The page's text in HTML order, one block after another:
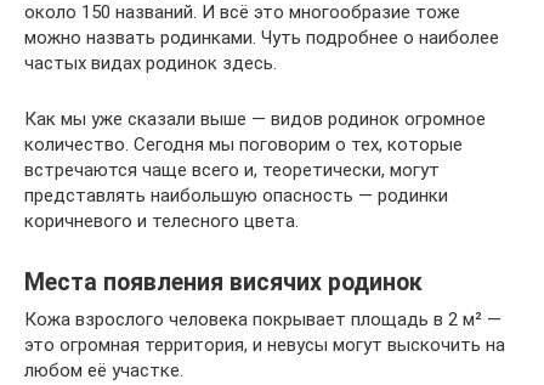
около 150 названий. И всё это многообразие тоже
можно назвать родинками. Чуть подробнее о наиболее
частых видах родинок здесь.
Как мы уже сказали выше — видов родинок огромное
количество. Сегодня мы поговорим о тех, которые
встречаются чаще всего и, теоретически, могут
представлять наибольшую опасность — родинки
коричневого и телесного цвета.
Места появления висячих родинок
Кожа взрослого человека покрывает площадь в 2 м² —
это огромная территория, и невусы могут выскочить на
любом её участке.